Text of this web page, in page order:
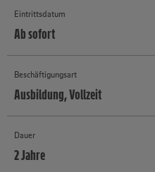
Eintrittsdatum
Ab sofort
Beschäftigungsart
Ausbildung, Vollzeit
Dauer
2 Jahre